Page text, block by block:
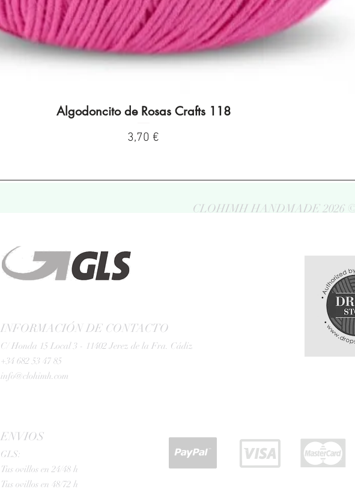
Vista rápida
Algodoncito de Rosas Crafts 118
Precio
3,70 €
CLOHIMH HANDMADE 2026 ©
INFORMACIÓN DE CONTACTO
C/ Honda 15 Local 3 - 11402 Jerez de la Fra. Cádiz
+34 682 53 47 85
info@clohimh.com
ENVIOS
GLS:
Tus ovillos en 24/48 h
Tus ovillos en 48/72 h